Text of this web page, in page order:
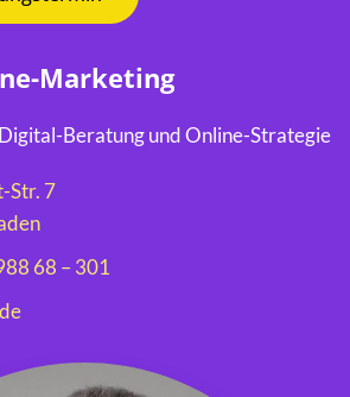
Marketing
Beratung und Online-Strategie
Str. 7
68 – 301